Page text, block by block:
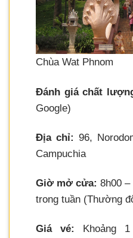
Chùa Wat Phnom
Đánh giá chất
Google)
Địa chỉ: 96,
Campuchia
Giờ mở cửa: 8h00
trong tuần (Thường
Giá vé: Khoảng